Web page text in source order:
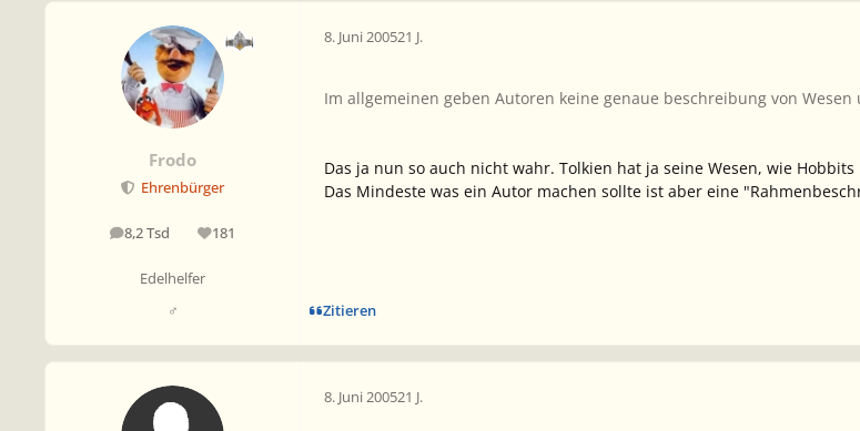
Frodo
Ehrenbürger
8,2 Tsd
Beiträge 181
Reputation
Edelhelfer
♂
8. Juni 200521 J.
Im allgemeinen geben Autoren keine genaue beschreibung von
Das ja nun so auch nicht wahr. Tolkien hat ja seine Wesen, wie
Das Mindeste was ein Autor machen sollte ist aber eine
Zitieren
8. Juni 200521 J.